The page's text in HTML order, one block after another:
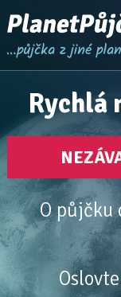
Rychlá
O půjčku